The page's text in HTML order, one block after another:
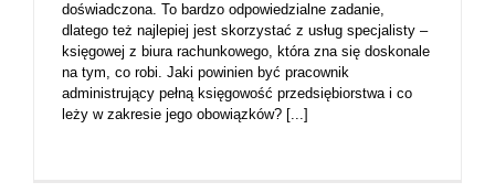
doświadczona. To bardzo odpowiedzialne zadanie,
dlatego też najlepiej jest skorzystać z usług specjalisty –
księgowej z biura rachunkowego, która zna się doskonale
na tym, co robi. Jaki powinien być pracownik
administrujący pełną księgowość przedsiębiorstwa i co
leży w zakresie jego obowiązków? [...]